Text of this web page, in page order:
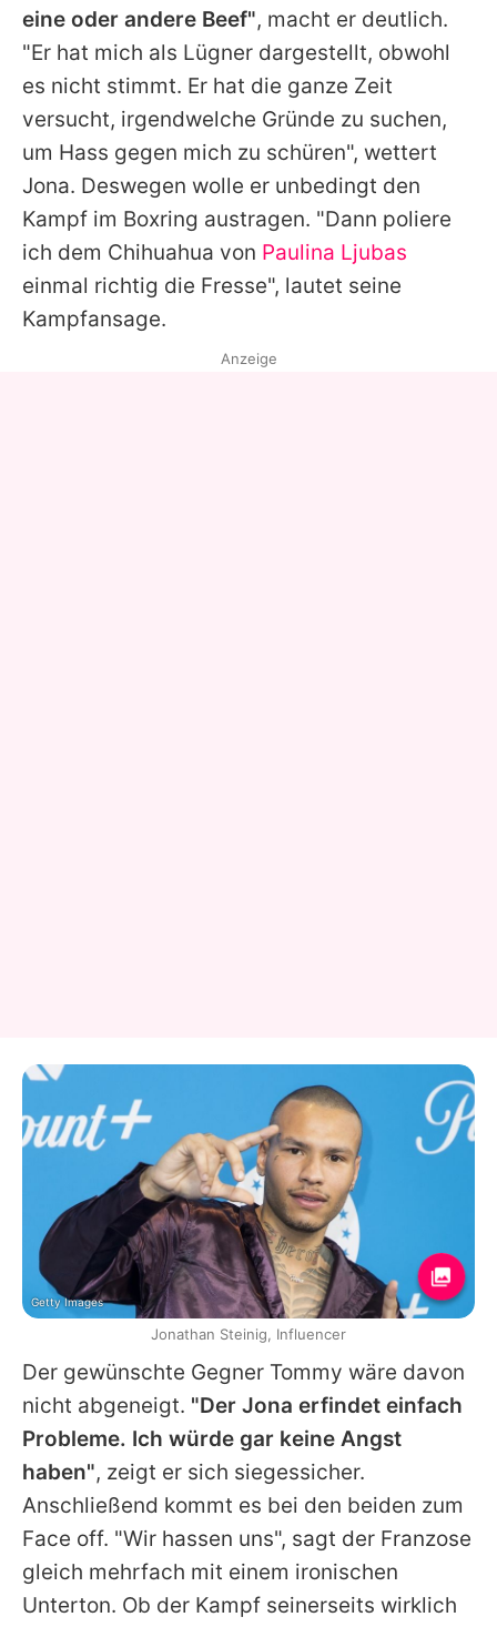
eine oder andere Beef", macht er deutlich.
"Er hat mich als Lügner dargestellt, obwohl
es nicht stimmt. Er hat die ganze Zeit
versucht, irgendwelche Gründe zu suchen,
um Hass gegen mich zu schüren", wettert
Jona. Deswegen wolle er unbedingt den
Kampf im Boxring austragen. "Dann poliere
ich dem Chihuahua von Paulina Ljubas
einmal richtig die Fresse", lautet seine
Kampfansage.
Der gewünschte Gegner Tommy wäre davon
nicht abgeneigt. "Der Jona erfindet einfach
Probleme. Ich würde gar keine Angst
haben", zeigt er sich siegessicher.
Anschließend kommt es bei den beiden zum
Face off. "Wir hassen uns", sagt der Franzose
gleich mehrfach mit einem ironischen
Unterton. Ob der Kampf seinerseits wirklich
Anzeige
Getty Images
Jonathan Steinig, Influencer